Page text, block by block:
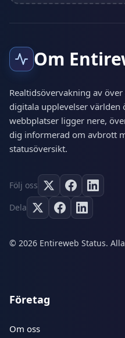
Om
Realtidsövervakning av
digitala upplevelser världen
webbplatser ligger nere,
dig informerad om avbrott
statusöversikt.
Följ oss
Dela
© 2026 Entireweb Status.
Företag
Om oss